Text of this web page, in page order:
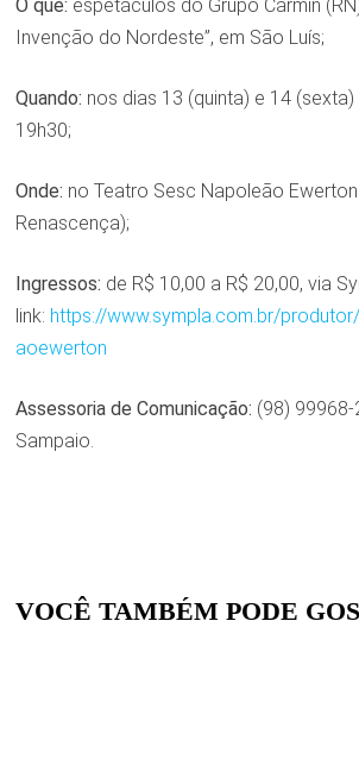
O quê: espetáculos do Grupo Carmin
Invenção do Nordeste”, em São Luís;
Quando: nos dias 13 (quinta) e 14
19h30;
Onde: no Teatro Sesc Napoleão
Renascença);
Ingressos: de R$ 10,00 a R$ 20,00, via
link: https://www.sympla.com.br/
aoewerton
Assessoria de Comunicação: (98)
Sampaio.
VOCÊ TAMBÉM PODE